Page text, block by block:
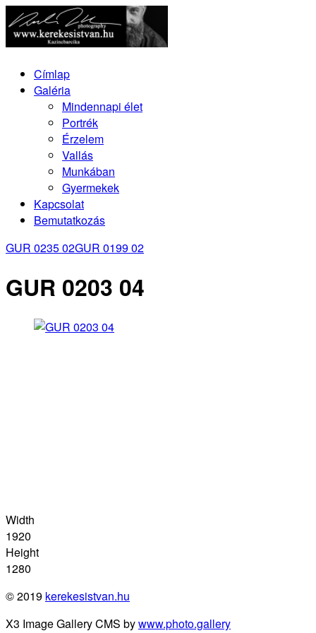
Címlap
Galéria
Mindennapi élet
Portrék
Érzelem
Vallás
Munkában
Gyermekek
Kapcsolat
Bemutatkozás
GUR 0235 02GUR 0199 02
GUR 0203 04
Width
1920
Height
1280
© 2019 kerekesistvan.hu
X3 Image Gallery CMS bywww.photo.gallery